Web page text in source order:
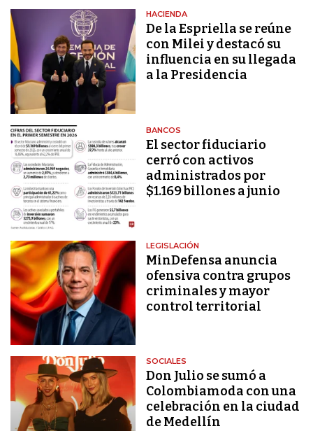
HACIENDA
De la Espriella se reúne
con Milei y destacó su
influencia en su llegada
a la Presidencia
BANCOS
El sector fiduciario
cerró con activos
administrados por
$1.169 billones a junio
LEGISLACIÓN
MinDefensa anuncia
ofensiva contra grupos
criminales y mayor
control territorial
SOCIALES
Don Julio se sumó a
Colombiamoda con una
celebración en la ciudad
de Medellín